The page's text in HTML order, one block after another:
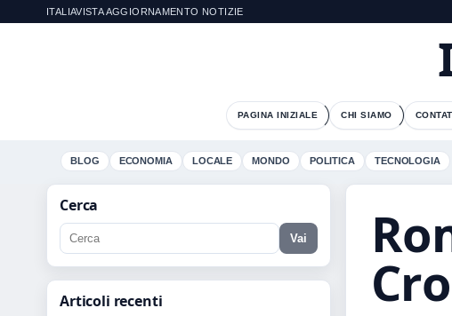
ITALIAVISTA AGGIORNAMENTO NOTIZIE
PAGINA INIZIALE CHI SIAMO
BLOG ECONOMIA LOCALE MONDO POLITICA TECNOLOGIA
Cerca
Vai
Articoli recenti